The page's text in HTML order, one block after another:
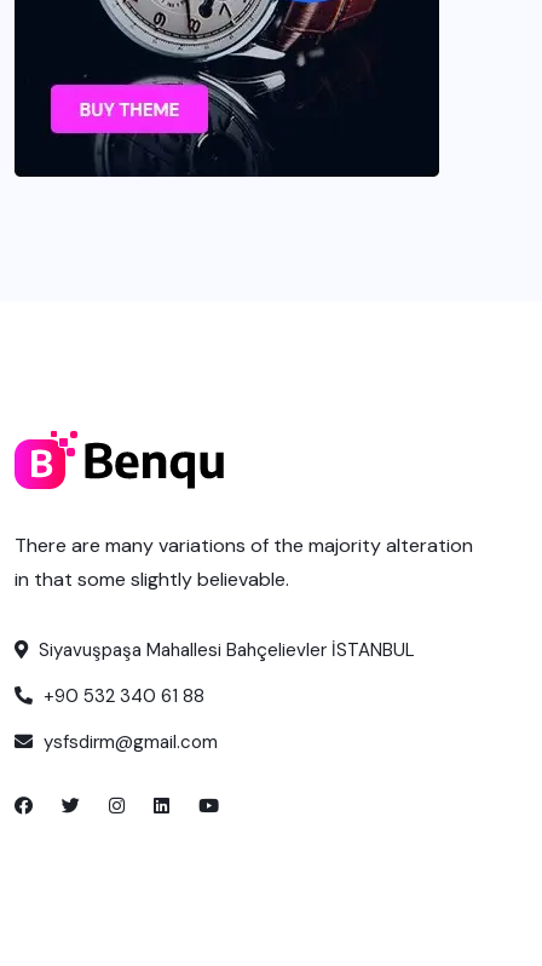
There are many variations of the majority alteration
in that some slightly believable.
Siyavuşpaşa Mahallesi Bahçelievler İSTANBUL
+90 532 340 61 88
ysfsdirm@gmail.com